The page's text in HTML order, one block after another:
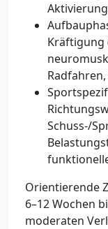
Kräftigung
Schuss-/
Orientierende
6–12 Wochen
moderaten